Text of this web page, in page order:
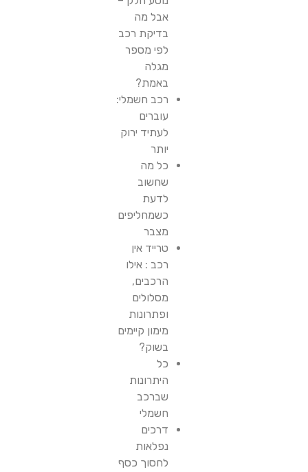
אבל מה
בדיקת רכב
לפי מספר
מגלה
באמת?
רכב חשמלי:
עוברים
לעתיד ירוק
יותר
כל מה
שחשוב
לדעת
כשמחליפים
מצבר
טרייד אין
רכב : אילו
הרכבים,
מסלולים
ופתרונות
מימון קיימים
בשוק?
כל
היתרונות
שברכב
חשמלי
דרכים
נפלאות
לחסוך כסף